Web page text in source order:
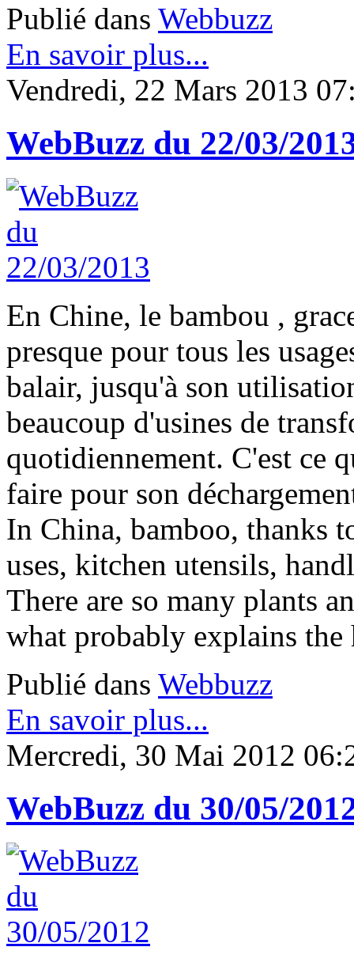
Publié dans Webbuzz
En savoir plus...
Vendredi, 22 Mars 2013
WebBuzz du 22/03/
En Chine, le bambou ,
presque pour tous les
balair, jusqu'à son
beaucoup d'usines de
quotidiennement. C'est ce
faire pour son
In China, bamboo, thanks
uses, kitchen utensils,
There are so many plants
what probably explains
Publié dans Webbuzz
En savoir plus...
Mercredi, 30 Mai 2012
WebBuzz du 30/05/